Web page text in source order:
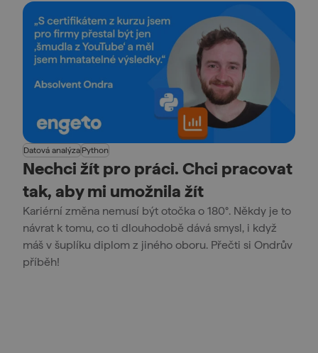
Datová analýza Python
Nechci žít pro práci. Chci pracovat
tak, aby mi umožnila žít
Kariérní změna nemusí být otočka o 180°. Někdy je to
návrat k tomu, co ti dlouhodobě dává smysl, i když
máš v šuplíku diplom z jiného oboru. Přečti si Ondrův
příběh!